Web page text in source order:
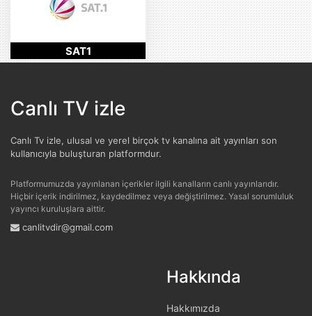
SAT1
Canlı TV izle
Canlı Tv izle, ulusal ve yerel birçok tv kanalına ait yayınları son
kullanıcıyla buluşturan platformdur.
Platformumuzda yayınlanan içerikler ilgili kanalların canlı yayınlarıdır.
Hiçbir içerik indirilmez, kaydedilmez veya değiştirilmez. Yasal sorumluluk
yayıncı kuruluşlara aittir.
canlitvdir@gmail.com
Hakkında
Hakkımızda